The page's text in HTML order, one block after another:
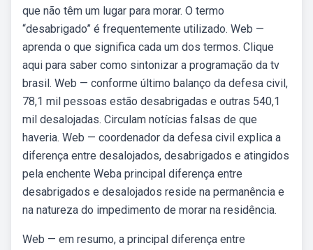
que não têm um lugar para morar. O termo
“desabrigado” é frequentemente utilizado. Web —
aprenda o que significa cada um dos termos. Clique
aqui para saber como sintonizar a programação da tv
brasil. Web — conforme último balanço da defesa civil,
78,1 mil pessoas estão desabrigadas e outras 540,1
mil desalojadas. Circulam notícias falsas de que
haveria. Web — coordenador da defesa civil explica a
diferença entre desalojados, desabrigados e atingidos
pela enchente Weba principal diferença entre
desabrigados e desalojados reside na permanência e
na natureza do impedimento de morar na residência.
Web — em resumo, a principal diferença entre